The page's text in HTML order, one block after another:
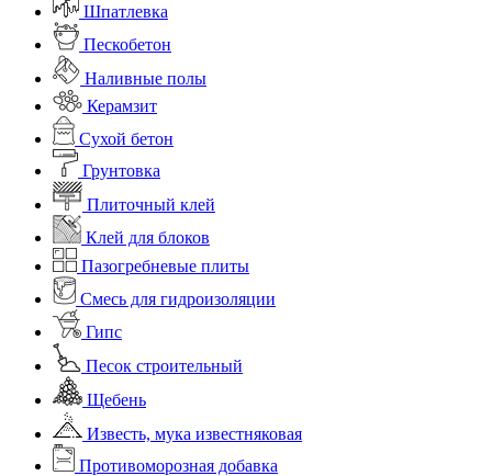
Шпатлевка
Пескобетон
Наливные полы
Керамзит
Сухой бетон
Грунтовка
Плиточный клей
Клей для блоков
Пазогребневые плиты
Смесь для гидроизоляции
Гипс
Песок строительный
Щебень
Известь, мука известняковая
Противоморозная добавка